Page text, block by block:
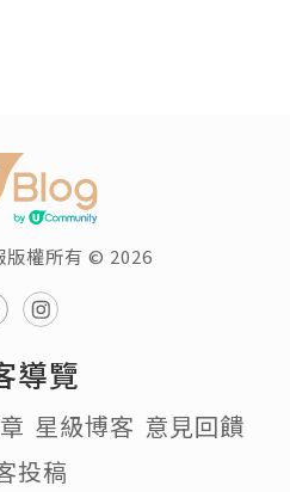
版權所有 © 2026
導覽
星級博客 意見回饋
投稿